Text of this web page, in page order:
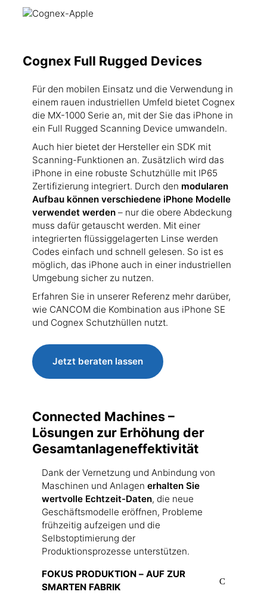
Cognex Full Rugged Devices
Für den mobilen Einsatz und die Verwendung in
einem rauen industriellen Umfeld bietet Cognex
die MX-1000 Serie an, mit der Sie das iPhone in
ein Full Rugged Scanning Device umwandeln.
Auch hier bietet der Hersteller ein SDK mit
Scanning-Funktionen an. Zusätzlich wird das
iPhone in eine robuste Schutzhülle mit IP65
Zertifizierung integriert. Durch den modularen
Aufbau können verschiedene iPhone Modelle
verwendet werden – nur die obere Abdeckung
muss dafür getauscht werden. Mit einer
integrierten flüssiggelagerten Linse werden
Codes einfach und schnell gelesen. So ist es
möglich, das iPhone auch in einer industriellen
Umgebung sicher zu nutzen.
Erfahren Sie in unserer Referenz mehr darüber,
wie CANCOM die Kombination aus iPhone SE
und Cognex Schutzhüllen nutzt.
Jetzt beraten lassen
Connected Machines –
Lösungen zur Erhöhung der
Gesamtanlageneffektivität
Dank der Vernetzung und Anbindung von
Maschinen und Anlagen erhalten Sie
wertvolle Echtzeit-Daten, die neue
Geschäftsmodelle eröffnen, Probleme
frühzeitig aufzeigen und die
Selbstoptimierung der
Produktionsprozesse unterstützen.
FOKUS PRODUKTION – AUF ZUR
SMARTEN FABRIK